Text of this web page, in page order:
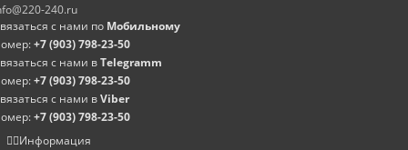
240.ru
с нами по Мобильному
+7 (903) 798-23-50
с нами вTelegramm
+7 (903) 798-23-50
с нами вViber
+7 (903) 798-23-50
Информация